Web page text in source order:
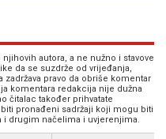
autora, a ne nužno i stavove
da se suzdrže od vrijeđanja,
zadržava pravo da obriše komentar
komentara redakcija nije dužna
čitalac također prihvatate
pronađeni sadržaji koji mogu biti
i drugim načelima i uvjerenjima.